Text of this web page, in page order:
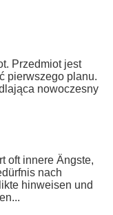
oft innere Ängste,
nach
hinweisen und